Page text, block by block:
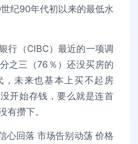
纪90年代初以来的最低水
行（CIBC）最近的一项调
之三（76％）还没买房的
，未来也基本上买不起房
开始存钱，要么就是连首
有攒下。